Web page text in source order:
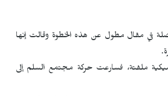
في مقال مطول عن هذه الخطوة وقالت إنها
ملفتة، فسارعت حركة مجتمع السلم إلى